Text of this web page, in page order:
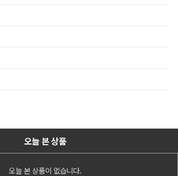
오늘 본 상품
오늘 본 상품이 없습니다.